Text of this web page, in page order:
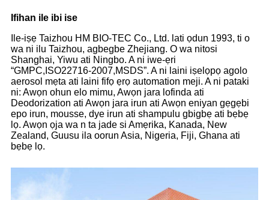
Ifihan ile ibi ise
Ile-iṣẹ Taizhou HM BIO-TEC Co., Ltd. lati ọdun 1993, ti o
wa ni ilu Taizhou, agbegbe Zhejiang. O wa nitosi
Shanghai, Yiwu ati Ningbo. A ni iwe-ẹri
“GMPC,ISO22716-2007,MSDS”. A ni laini iṣelọpọ agolo
aerosol mẹta ati laini fifọ ẹrọ automation meji. A ni pataki
ni: Awọn ohun elo mimu, Awọn jara lofinda ati
Deodorization ati Awọn jara irun ati Awọn eniyan gẹgẹbi
epo irun, mousse, dye irun ati shampulu gbigbẹ ati bẹbẹ
lọ. Awọn ọja wa n ta jade si Amẹrika, Kanada, New
Zealand, Guusu ila oorun Asia, Nigeria, Fiji, Ghana ati
bẹbẹ lọ.